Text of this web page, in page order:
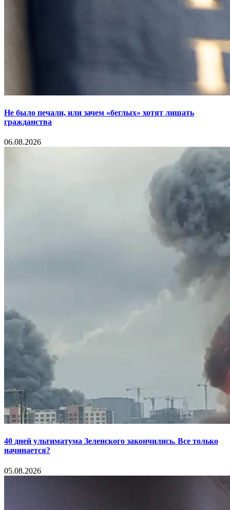
Не было печали, или зачем «беглых» хотят лишать
гражданства
06.08.2026
40 дней ультиматума Зеленского закончились. Все только
начинается?
05.08.2026